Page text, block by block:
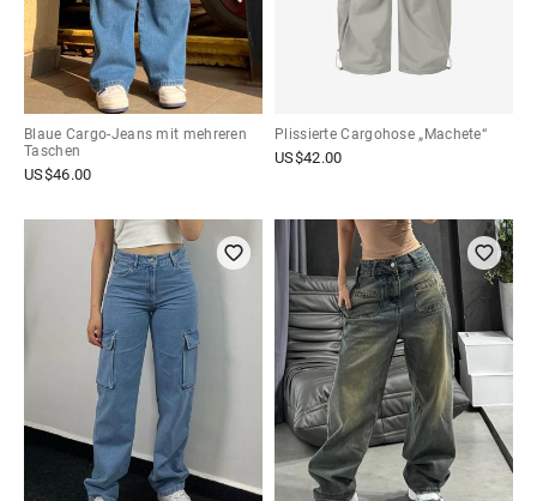
Blaue Cargo-Jeans mit mehreren
Taschen
US$46.00
Plissierte Cargohose „Machete“
US$42.00